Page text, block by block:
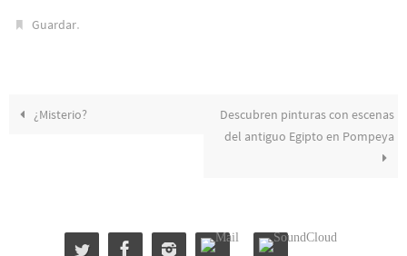
Guardar.
¿Misterio?
Descubren pinturas con escenas
del antiguo Egipto en Pompeya